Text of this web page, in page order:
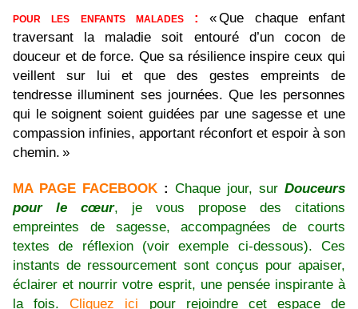
pour les enfants malades :
« Que chaque enfant
traversant la maladie soit entouré d’un cocon de
douceur et de force. Que sa résilience inspire ceux qui
veillent sur lui et que des gestes empreints de
tendresse illuminent ses journées. Que les personnes
qui le soignent soient guidées par une sagesse et une
compassion infinies, apportant réconfort et espoir à son
chemin. »
MA PAGE FACEBOOK : Chaque jour, sur Douceurs
pour le cœur, je vous propose des citations
empreintes de sagesse, accompagnées de courts
textes de réflexion (voir exemple ci-dessous). Ces
instants de ressourcement sont conçus pour apaiser,
éclairer et nourrir votre esprit, une pensée inspirante à
la fois.Cliquez ici pour rejoindre cet espace de